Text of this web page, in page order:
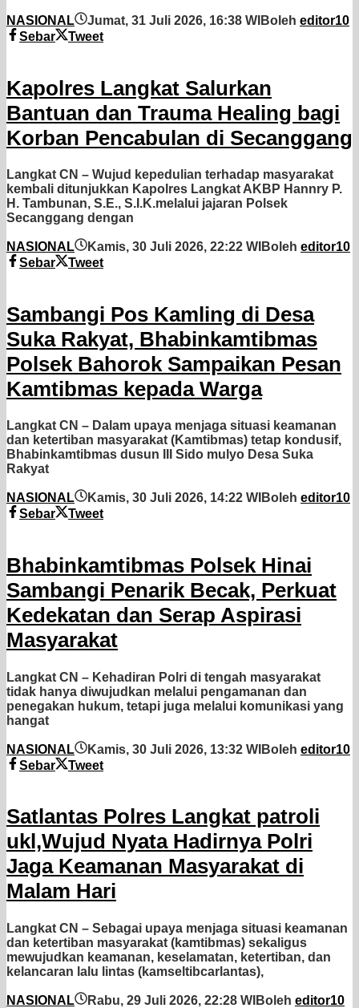
NASIONAL Jumat, 31 Juli 2026, 16:38 WIBoleh editor10
Sebar
Tweet
Kapolres Langkat Salurkan
Bantuan dan Trauma Healing bagi
Korban Pencabulan di Secanggang
Langkat CN – Wujud kepedulian terhadap masyarakat
kembali ditunjukkan Kapolres Langkat AKBP Hannry P.
H. Tambunan, S.E., S.I.K.melalui jajaran Polsek
Secanggang dengan
NASIONAL Kamis, 30 Juli 2026, 22:22 WIBoleh editor10
Sebar
Tweet
Sambangi Pos Kamling di Desa
Suka Rakyat, Bhabinkamtibmas
Polsek Bahorok Sampaikan Pesan
Kamtibmas kepada Warga
Langkat CN – Dalam upaya menjaga situasi keamanan
dan ketertiban masyarakat (Kamtibmas) tetap kondusif,
Bhabinkamtibmas dusun III Sido mulyo Desa Suka
Rakyat
NASIONAL Kamis, 30 Juli 2026, 14:22 WIBoleh editor10
Sebar
Tweet
Bhabinkamtibmas Polsek Hinai
Sambangi Penarik Becak, Perkuat
Kedekatan dan Serap Aspirasi
Masyarakat
Langkat CN – Kehadiran Polri di tengah masyarakat
tidak hanya diwujudkan melalui pengamanan dan
penegakan hukum, tetapi juga melalui komunikasi yang
hangat
NASIONAL Kamis, 30 Juli 2026, 13:32 WIBoleh editor10
Sebar
Tweet
Satlantas Polres Langkat patroli
ukl,Wujud Nyata Hadirnya Polri
Jaga Keamanan Masyarakat di
Malam Hari
Langkat CN – Sebagai upaya menjaga situasi keamanan
dan ketertiban masyarakat (kamtibmas) sekaligus
mewujudkan keamanan, keselamatan, ketertiban, dan
kelancaran lalu lintas (kamseltibcarlantas),
NASIONAL Rabu, 29 Juli 2026, 22:28 WIBoleh editor10